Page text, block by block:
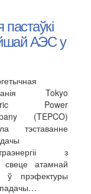
пастаўкі
АЭС у
Tokyo
Power
(TEPCO)
тэставанне
з
атамнай
ў прэфектуры
падачы…